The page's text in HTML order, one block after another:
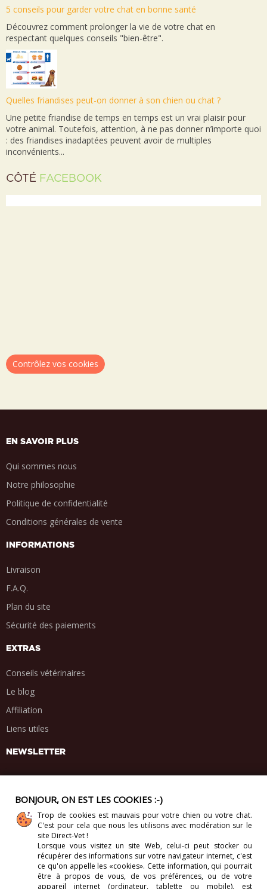
5 conseils pour garder votre chat en bonne santé
Découvrez comment prolonger la vie de votre chat en
respectant quelques conseils "bien-être".
Quelles friandises peut-on donner à son chien ou chat ?
Une petite friandise de temps en temps est un vrai plaisir pour
votre animal. Toutefois, attention, à ne pas donner n’importe quoi
: des friandises inadaptées peuvent avoir de multiples
inconvénients...
CÔTÉ FACEBOOK
Contrôlez vos cookies
EN SAVOIR PLUS
Qui sommes nous
Notre philosophie
Politique de confidentialité
Conditions générales de vente
INFORMATIONS
Livraison
F.A.Q.
Plan du site
Sécurité des paiements
EXTRAS
Conseils vétérinaires
Le blog
Affiliation
Liens utiles
NEWSLETTER
PARTAGE SOCIAL
. .
BONJOUR, ON EST LES COOKIES :-)
Trop de cookies est mauvais pour votre chien ou votre chat.
C'est pour cela que nous les utilisons avec modération sur le
site Direct-Vet !
Lorsque vous visitez un site Web, celui-cipeut stocker ou
récupérer des informations sur votre navigateur internet, c'est
ce qu'on appelle les «cookies». Cette information, qui pourrait
être à propos de vous, de vos préférences, ou de votre
appareil internet (ordinateur, tablette ou mobile), est